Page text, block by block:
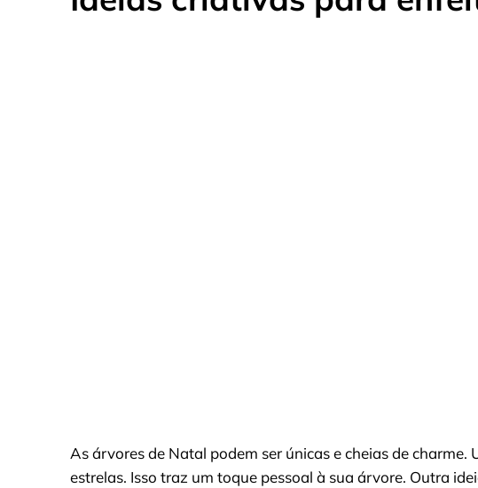
As árvores de Natal podem ser únicas e cheias de charme.
estrelas. Isso traz um toque pessoal à sua árvore. Outra